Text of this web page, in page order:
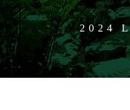
2024